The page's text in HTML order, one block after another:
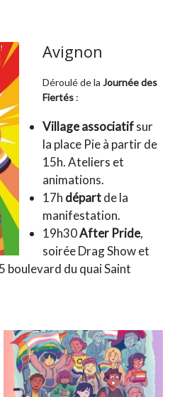
Avignon
Déroulé de la Journée des
Fiertés :
Village associatifsur
la place Pie à partir de
15h. Ateliers et
animations.
17h départde la
manifestation.
19h30After Pride,
soirée Drag Show et
boulevard du quai Saint